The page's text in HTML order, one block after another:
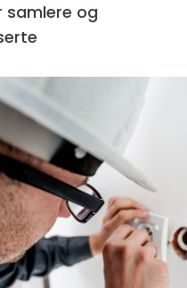
samlere og